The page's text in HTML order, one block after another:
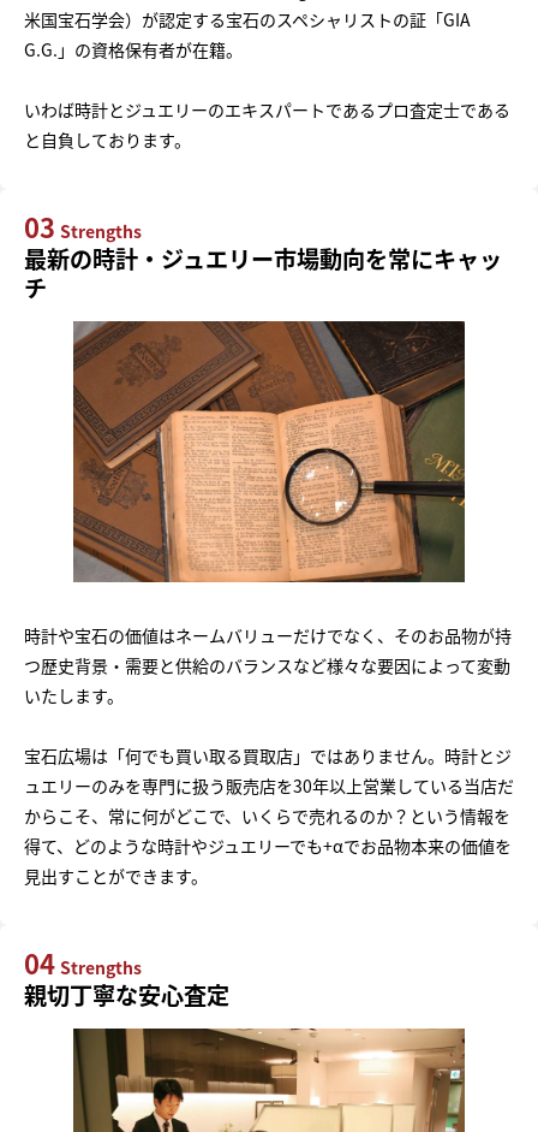
米国宝石学会）が認定する宝石のスペシャリストの証「GIA
G.G.」の資格保有者が在籍。
いわば時計とジュエリーのエキスパートであるプロ査定士である
と自負しております。
03 Strengths
最新の時計・ジュエリー市場動向を常にキャッ
チ
時計や宝石の価値はネームバリューだけでなく、そのお品物が持
つ歴史背景・需要と供給のバランスなど様々な要因によって変動
いたします。
宝石広場は「何でも買い取る買取店」ではありません。時計とジ
ュエリーのみを専門に扱う販売店を30年以上営業している当店だ
からこそ、常に何がどこで、いくらで売れるのか？という情報を
得て、どのような時計やジュエリーでも+αでお品物本来の価値を
見出すことができます。
04 Strengths
親切丁寧な安心査定